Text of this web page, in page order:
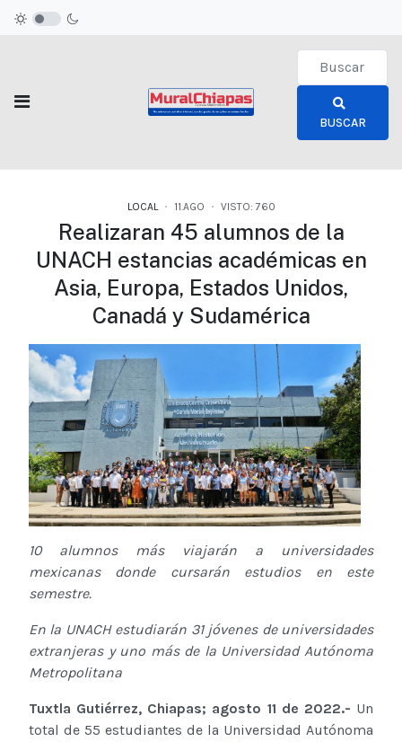
Type 2 or
BUSCAR
LOCAL 11.AGO VISTO: 760
Realizaran 45 alumnos de la
UNACH estancias académicas en
Asia, Europa, Estados Unidos,
Canadá y Sudamérica
10 alumnos más viajarán a universidades
mexicanas donde cursarán estudios en este
semestre.
En la UNACH estudiarán 31 jóvenes de universidades
extranjeras y uno más de la Universidad Autónoma
Metropolitana
Tuxtla Gutiérrez, Chiapas; agosto 11 de 2022.- Un
total de 55 estudiantes de la Universidad Autónoma